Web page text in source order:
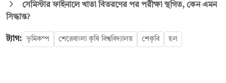
সেমিস্টার ফাইনালে খাতা বিতরণের পর পরীক্ষা স্থগিত, কেন এমন
সিদ্ধান্ত?
ট্যাগ: ভূমিকম্প শেরেবাংলা কৃষি বিশ্ববিদ্যালয় শেকৃবি হল